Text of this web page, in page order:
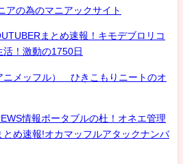
アの為のマニアックサイト
まとめ速報！キモデブロリコ
！激動の1750日
ニメッフル） ひきこもりニートのオ
情報ポータブルの杜！オネエ管理
とめ速報!オカマッフルアタックナンバ